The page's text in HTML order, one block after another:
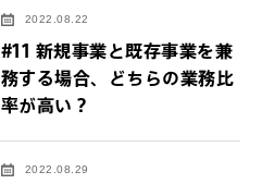
2022.08.22
#11 新規事業と既存事業を兼
務する場合、どちらの業務比
率が高い？
2022.08.29